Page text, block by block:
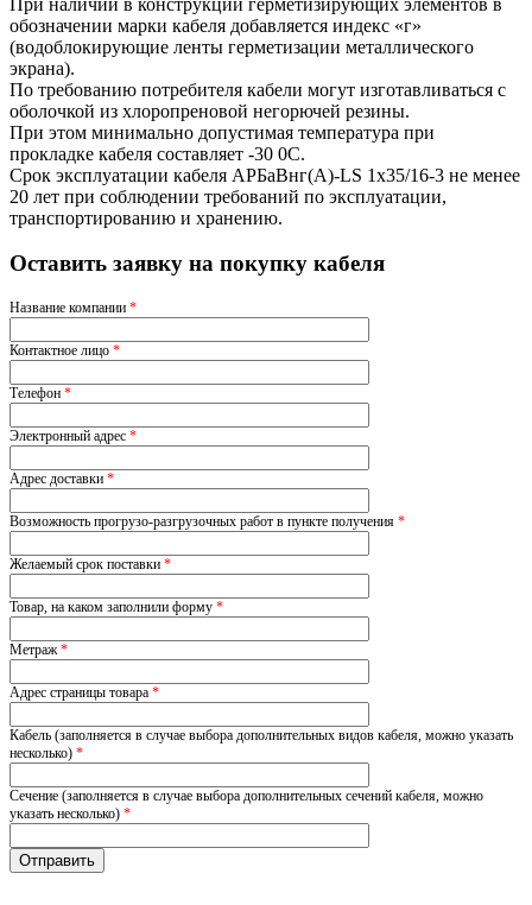
обозначении марки кабеля добавляется индекс «г»
(водоблокирующие ленты герметизации металлического
экрана).
По требованию потребителя кабели могут изготавливаться с
оболочкой из хлоропреновой негорючей резины.
При этом минимально допустимая температура при
прокладке кабеля составляет -30 0С.
Срок эксплуатации кабеля АРБаВнг(A)-LS 1х35/16-3 не менее
20 лет при соблюдении требований по эксплуатации,
транспортированию и хранению.
Оставить заявку на покупку кабеля
Название компании *
Контактное лицо *
Телефон *
Электронный адрес *
Адрес доставки *
Возможность прогрузо-разгрузочных работ в пункте получения *
Желаемый срок поставки *
Товар, на каком заполнили форму *
Метраж*
Адрес страницы товара *
Кабель (заполняется в случае выбора дополнительных видов кабеля, можно указать
несколько) *
Сечение (заполняется в случае выбора дополнительных сечений кабеля, можно
указать несколько) *